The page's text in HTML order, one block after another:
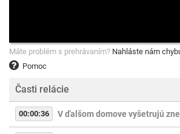
Pomoc
Máte problém s prehrávaním? Nahláste nám
Časti relácie
00:00:36 V ďalšom domove vyšetrujú